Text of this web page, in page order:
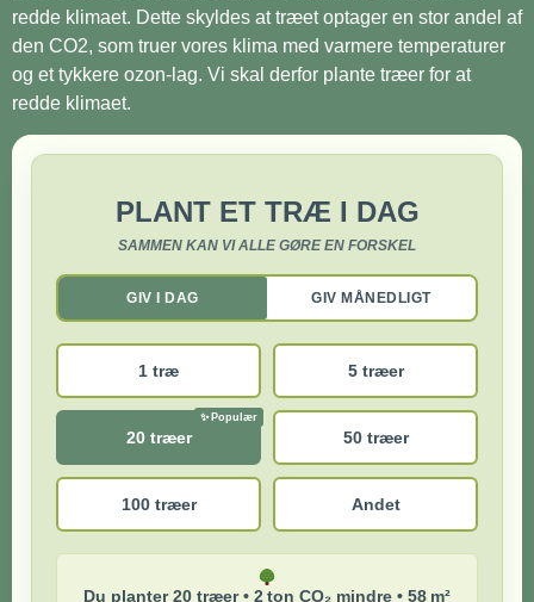
redde klimaet. Dette skyldes at træet optager en stor andel af
den CO2, som truer vores klima med varmere temperaturer
og et tykkere ozon-lag. Vi skal derfor plante træer for at
redde klimaet.
PLANT ET TRÆ I DAG
SAMMEN KAN VI ALLE GØRE EN FORSKEL
GIV I DAG GIV MÅNEDLIGT
1 træ 5 træer
20 træer 50 træer
100 træer Andet
Du planter 20 træer • 2 ton CO₂ mindre • 58 m²